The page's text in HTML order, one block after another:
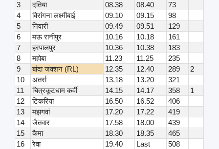
3
दतिया 08.38 08.40
73
4
विरांगना लक्ष्मीबाई 09.10 09.15
98
5
निवारी 09.49 09.51
129
6
मऊ रानीपुर 10.16 10.18
161
7
हरपालपुर 10.36 10.38
183
8
महोबा 11.23 11.25
235
9
बांदा जंक्शन (RL) 12.35 12.40 289
2
10
अतर्रा 13.18 13.20
321
11
चित्रकूटधाम कर्वी 14.15 14.17 358
1
12
टिकरिया 16.50 16.52
406
13
मझगवां 17.20 17.22
419
14
जैतवार 17.58 18.00
439
15
कैमा 18.30 18.35
465
16
रेवा 19.40 Last
508